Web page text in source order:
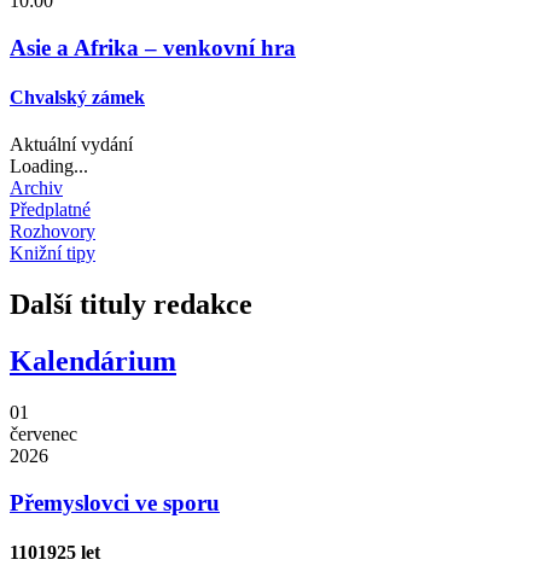
Asie a Afrika – venkovní hra
Chvalský zámek
Aktuální vydání
Loading...
Archiv
Předplatné
Rozhovory
Knižní tipy
Další tituly redakce
Kalendárium
01
červenec
2026
Přemyslovci ve sporu
1101925 let